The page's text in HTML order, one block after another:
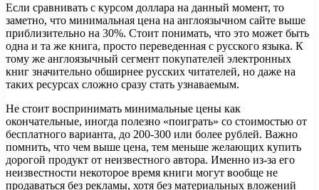
Если сравнивать с курсом доллара на данный момент, то
заметно, что минимальная цена на англоязычном сайте выше
приблизительно на 30%. Стоит понимать, что это может быть
одна и та же книга, просто переведенная с русского языка. К
тому же англоязычный сегмент покупателей электронных
книг значительно обширнее русских читателей, но даже на
таких ресурсах сложно сразу стать узнаваемым.
Не стоит воспринимать минимальные цены как
окончательные, иногда полезно «поиграть» со стоимостью от
бесплатного варианта, до 200-300 или более рублей. Важно
помнить, что чем выше цена, тем меньше желающих купить
дорогой продукт от неизвестного автора. Именно из-за его
неизвестности некоторое время книги могут вообще не
продаваться без рекламы, хотя без материальных вложений